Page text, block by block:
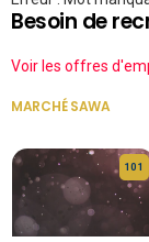
Besoin de
Voir les offres
MARCHÉ SAWA
10 1